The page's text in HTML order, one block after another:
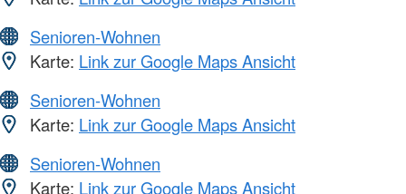
Senioren-Wohnen
Karte: Link zur Google Maps Ansicht
Senioren-Wohnen
Karte: Link zur Google Maps Ansicht
Senioren-Wohnen
Karte: Link zur Google Maps Ansicht